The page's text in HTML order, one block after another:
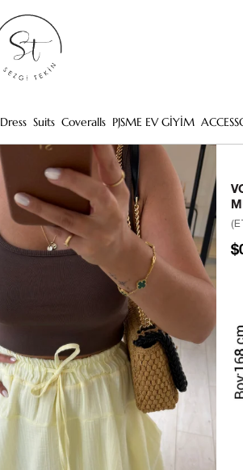
Dress Suits Coveralls PJSME EV GİYİM